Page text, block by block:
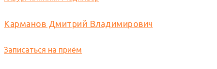
Карманов Дмитрий Владимирович
Записаться на приём